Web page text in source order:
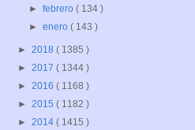
►febrero( 134 )
►enero( 143 )
► 2018 ( 1385 )
► 2017 ( 1344 )
► 2016 ( 1168 )
► 2015 ( 1182 )
► 2014 ( 1415 )